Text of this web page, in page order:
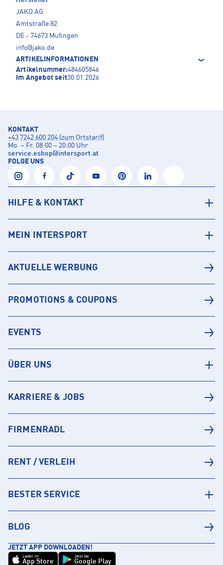
JAKO AG
Amtstraße 82
DE - 74673 Mufingen
info@jako.de
ARTIKELINFORMATIONEN
Artikelnummer:484605846
Im Angebot seit30.01.2026
KONTAKT
+43 7242 600 204 (zum Ortstarif)
Mo. – Fr. 08:00 – 20:00 Uhr
service.eshop@intersport.at
FOLGE UNS
HILFE & KONTAKT
MEIN INTERSPORT
AKTUELLE WERBUNG
PROMOTIONS & COUPONS
EVENTS
ÜBER UNS
KARRIERE & JOBS
FIRMENRADL
RENT / VERLEIH
BESTER SERVICE
BLOG
JETZT APP DOWNLOADEN!
Laden im
App Store
Jetzt bei
Google Play